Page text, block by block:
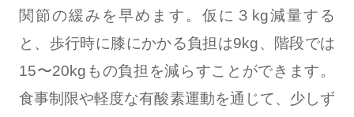
関節の緩みを早めます。仮に３kg減量する
と、歩行時に膝にかかる負担は9kg、階段では
15〜20kgもの負担を減らすことができます。
食事制限や軽度な有酸素運動を通じて、少しず